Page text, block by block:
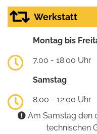
Werkstatt
Montag bis
7.00 - 18.00 Uhr
Samstag
8.00 - 12.00 Uhr
Am Samstag den
technischen